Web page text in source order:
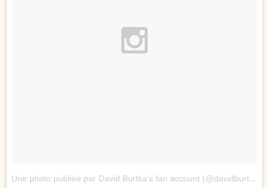
Une photo publiée par David Burtka's fan account (@davidburtka)